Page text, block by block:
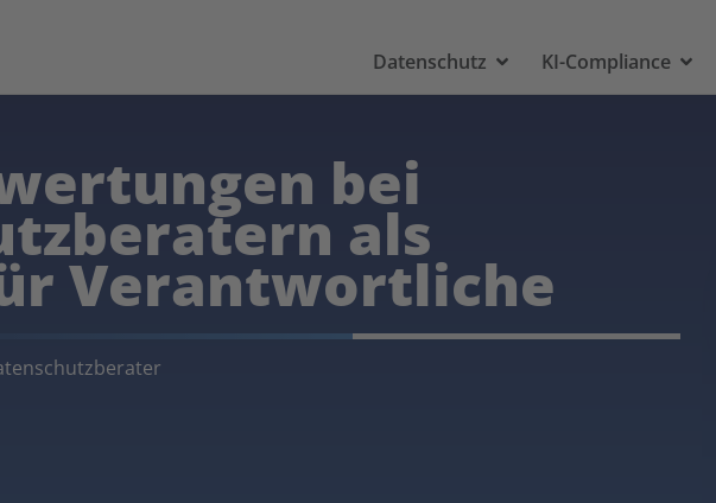
Datenschutz KI-Compliance
bei
als
Verantwortliche